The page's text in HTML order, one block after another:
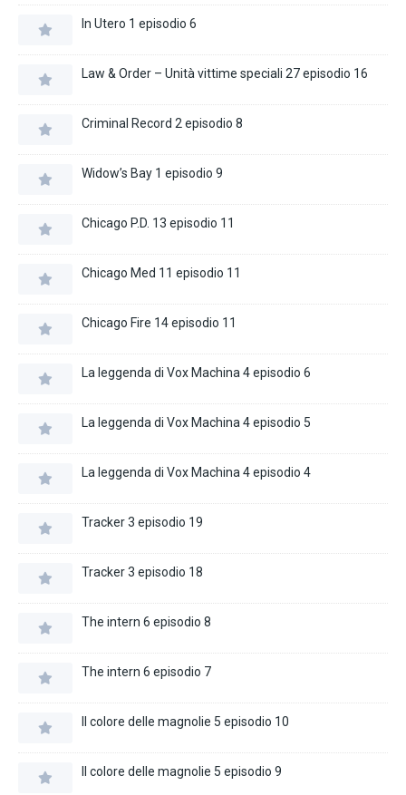
In Utero 1 episodio 6
Law & Order – Unità vittime speciali 27 episodio 16
Criminal Record 2 episodio 8
Widow’s Bay 1 episodio 9
Chicago P.D. 13 episodio 11
Chicago Med 11 episodio 11
Chicago Fire 14 episodio 11
La leggenda di Vox Machina 4 episodio 6
La leggenda di Vox Machina 4 episodio 5
La leggenda di Vox Machina 4 episodio 4
Tracker 3 episodio 19
Tracker 3 episodio 18
The intern 6 episodio 8
The intern 6 episodio 7
Il colore delle magnolie 5 episodio 10
Il colore delle magnolie 5 episodio 9